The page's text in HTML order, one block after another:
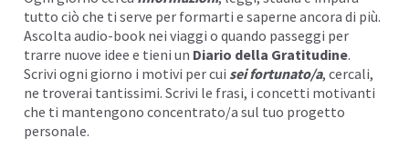
tutto ciò che ti serve per formarti e saperne ancora di più.
Ascolta audio-book nei viaggi o quando passeggi per
trarre nuove idee e tieni un Diario della Gratitudine.
Scrivi ogni giorno i motivi per cui sei fortunato/a, cercali,
ne troverai tantissimi. Scrivi le frasi, i concetti motivanti
che ti mantengono concentrato/a sul tuo progetto
personale.